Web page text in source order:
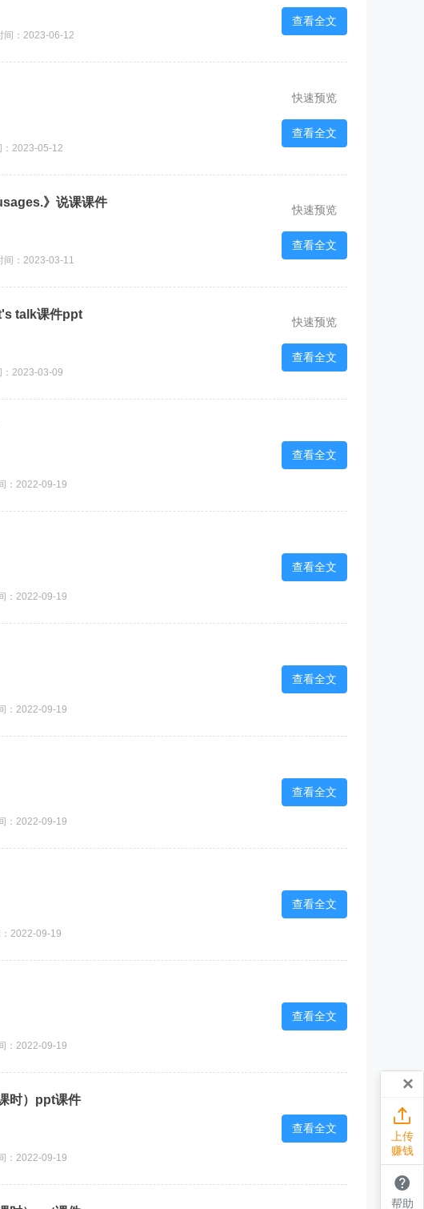
间：2023-06-12
查看全文
：2023-05-12
快速预览
查看全文
》说课课件
间：2023-03-11
快速预览
查看全文
talk课件ppt
：2023-03-09
快速预览
查看全文
：2022-09-19
查看全文
：2022-09-19
查看全文
：2022-09-19
查看全文
：2022-09-19
查看全文
2022-09-19
查看全文
：2022-09-19
查看全文
时）ppt课件
：2022-09-19
查看全文
×

上传
赚钱

帮助